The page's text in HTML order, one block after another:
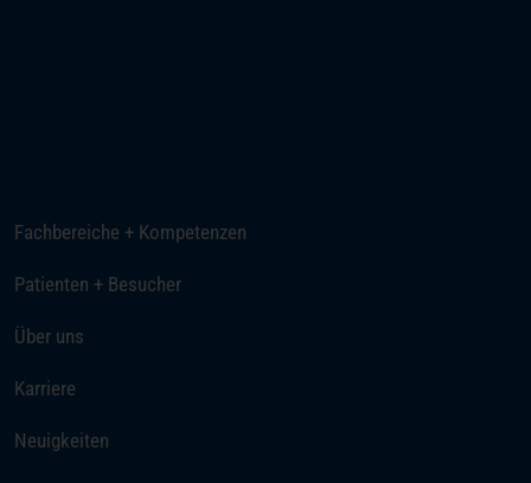
Fachbereiche + Kompetenzen
Patienten + Besucher
Über uns
Karriere
Neuigkeiten